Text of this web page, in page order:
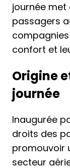
journée met
passagers
confort et
Origine
journée
Inaugurée
droits des
promouvoir
secteur